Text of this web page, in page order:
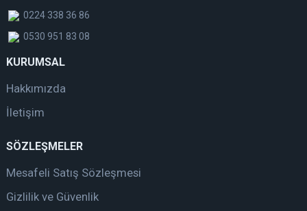
0224 338 36 86
0530 951 83 08
KURUMSAL
Hakkımızda
İletişim
SÖZLEŞMELER
Mesafeli Satış Sözleşmesi
Gizlilik ve Güvenlik